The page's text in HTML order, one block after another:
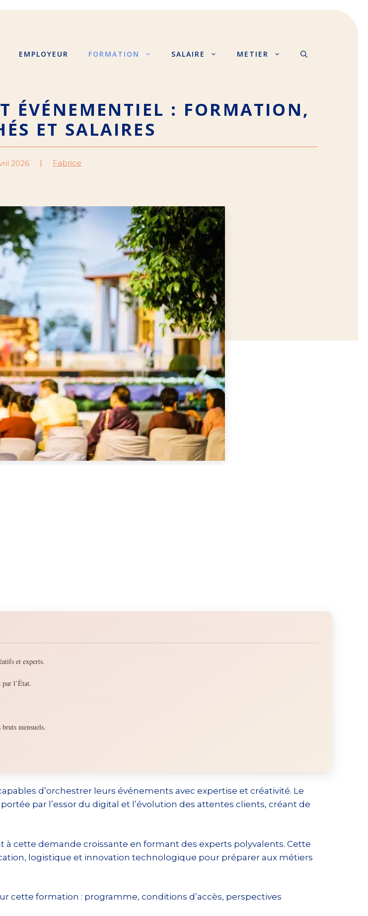
EMPLOYEUR FORMATION SALAIRE METIER
ÉVÉNEMENTIEL : FORMATION,
ET SALAIRES
2026 Fabrice
et experts.
l’État.
mensuels.
d’orchestrer leurs événements avec expertise et créativité. Le
par l’essor du digital et l’évolution des attentes clients, créant de
cette demande croissante en formant des experts polyvalents. Cette
logistique et innovation technologique pour préparer aux métiers
cette formation : programme, conditions d’accès, perspectives